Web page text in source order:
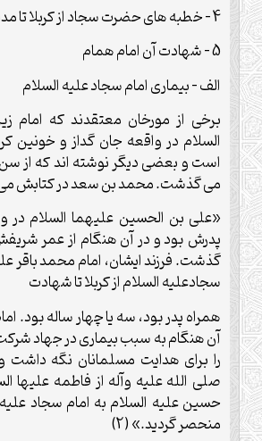
4 – خطبه های حضرت سجاد از کربلا تا مدینه
5 – شهادت آن امام همام
الف – بیماری امام سجاد علیه السلام
برخی از مورخان معتقدند که امام
می گذشت. محمد بن سعد در کتابش
«علی بن الحسین علیهما السلام در
گذشت. فرزند ایشان، امام محمد باقر
سجادعلیه السلام از کربلا تا شهادت
همراه پدر بود، سه یا چهار ساله بود.
آن هنگام به سبب بیماری در جهاد
را برای هدایت مسلمانان نگه
صلی الله علیه وآله از فاطمه علیها
حسین علیه السلام به امام سجاد علیه
منحصر گردید.» (2)